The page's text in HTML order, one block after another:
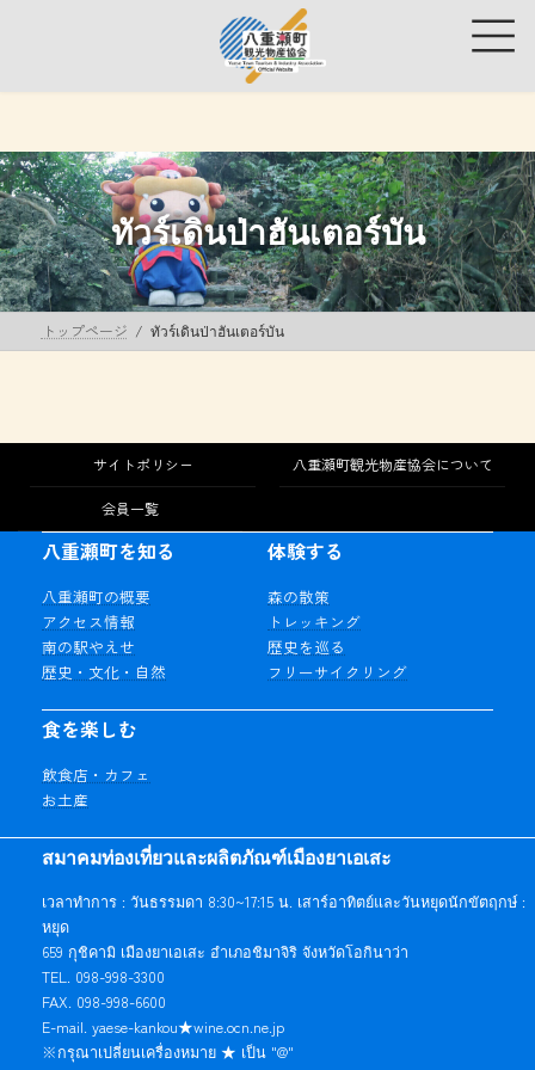
ス
キ
ッ
プ
ン
に
移
動
ทัวร์เดินป่าฮันเตอร์บัน
トップページ ทัวร์เดินป่าฮันเตอร์บัน
サイトポリシー 八重瀬町観光物産協会について
会員一覧
สมาคมท่องเที่ยวและผลิตภัณฑ์เมืองยาเอเสะ
เวลาทำการ : วันธรรมดา 8:30~17:15 น. เสาร์อาทิตย์และวันหยุดนักขัตฤกษ์ :
หยุด
659 กุชิคามิ เมืองยาเอเสะ อำเภอชิมาจิริ จังหวัดโอกินาว่า
TEL. 098-998-3300
FAX. 098-998-6600
E-mail. yaese-kankou★wine.ocn.ne.jp
※กรุณาเปลี่ยนเครื่องหมาย ★ เป็น "@"
八重瀬町を知る
八重瀬町の概要
アクセス情報
南の駅やえせ
歴史・文化・自然
体験する
森の散策
トレッキング
歴史を巡る
フリーサイクリング
食を楽しむ
飲食店・カフェ
お土産